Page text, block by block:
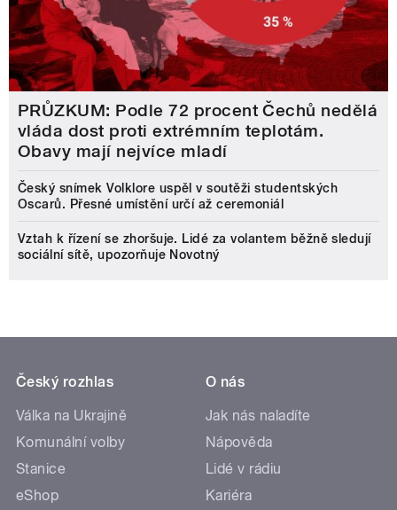
PRŮZKUM: Podle 72 procent Čechů nedělá
vláda dost proti extrémním teplotám.
Obavy mají nejvíce mladí
Český snímek Volklore uspěl v soutěži studentských
Oscarů. Přesné umístění určí až ceremoniál
Vztah k řízení se zhoršuje. Lidé za volantem běžně sledují
sociální sítě, upozorňuje Novotný
Český rozhlas
Válka na Ukrajině
Komunální volby
Stanice
eShop
O nás
Jak nás naladíte
Nápověda
Lidé v rádiu
Kariéra